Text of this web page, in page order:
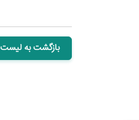
بازگشت به لیست